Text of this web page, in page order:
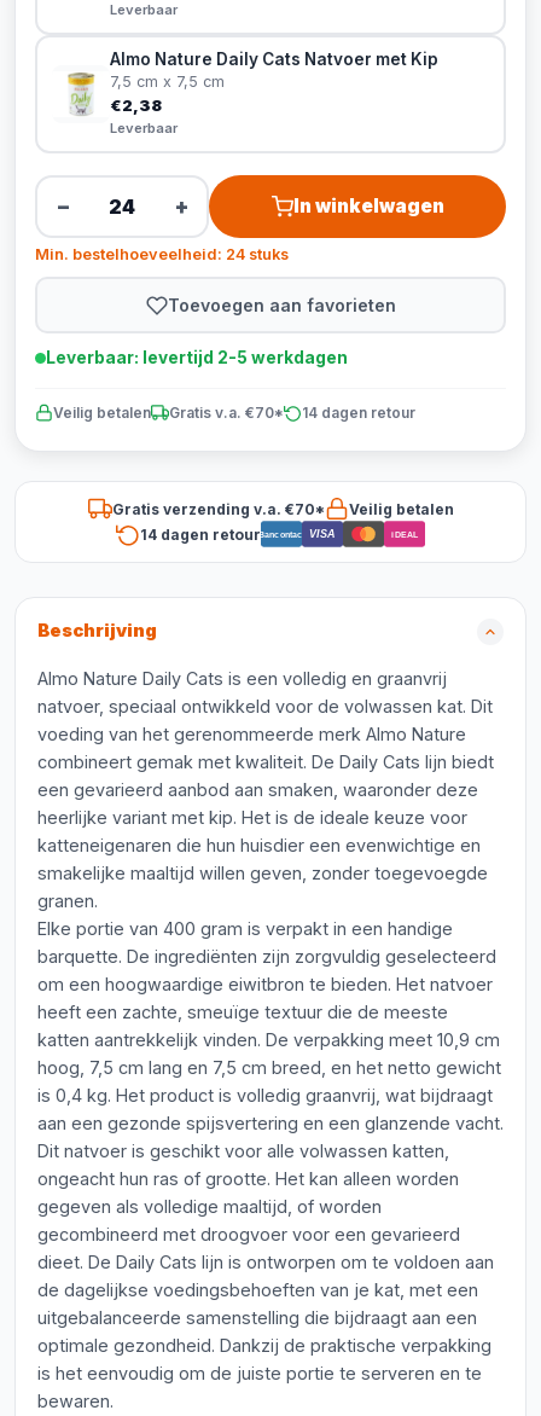
Leverbaar
Almo Nature Daily Cats Natvoer met Kip
7,5 cm x 7,5 cm
€2,38
Leverbaar
− + In winkelwagen
Min. bestelhoeveelheid: 24 stuks
Toevoegen aan favorieten
Leverbaar: levertijd 2-5 werkdagen
Veilig betalen Gratis v.a. €70* 14 dagen retour
Gratis verzending v.a. €70*
Veilig betalen
14 dagen retourBancontact VISA iDEAL
Beschrijving
Almo Nature Daily Cats is een volledig en graanvrij
natvoer, speciaal ontwikkeld voor de volwassen kat. Dit
voeding van het gerenommeerde merk Almo Nature
combineert gemak met kwaliteit. De Daily Cats lijn biedt
een gevarieerd aanbod aan smaken, waaronder deze
heerlijke variant met kip. Het is de ideale keuze voor
katteneigenaren die hun huisdier een evenwichtige en
smakelijke maaltijd willen geven, zonder toegevoegde
granen.
Elke portie van 400 gram is verpakt in een handige
barquette. De ingrediënten zijn zorgvuldig geselecteerd
om een hoogwaardige eiwitbron te bieden. Het natvoer
heeft een zachte, smeuïge textuur die de meeste
katten aantrekkelijk vinden. De verpakking meet 10,9 cm
hoog, 7,5 cm lang en 7,5 cm breed, en het netto gewicht
is 0,4 kg. Het product is volledig graanvrij, wat bijdraagt
aan een gezonde spijsvertering en een glanzende vacht.
Dit natvoer is geschikt voor alle volwassen katten,
ongeacht hun ras of grootte. Het kan alleen worden
gegeven als volledige maaltijd, of worden
gecombineerd met droogvoer voor een gevarieerd
dieet. De Daily Cats lijn is ontworpen om te voldoen aan
de dagelijkse voedingsbehoeften van je kat, met een
uitgebalanceerde samenstelling die bijdraagt aan een
optimale gezondheid. Dankzij de praktische verpakking
is het eenvoudig om de juiste portie te serveren en te
bewaren.